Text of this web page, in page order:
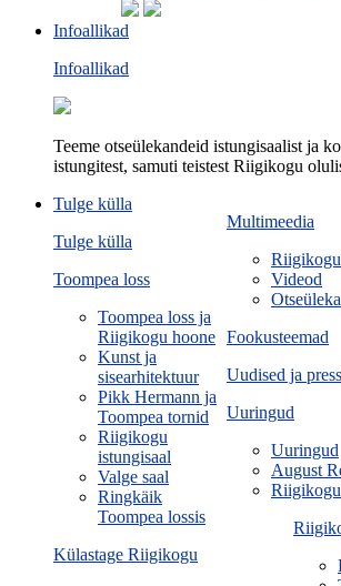
Infoallikad
Infoallikad
Teeme otseülekandeid istungisaalist ja
istungitest, samuti teistest Riigikogu
Multimeedia
Videod
Fookusteemad
Uudised ja
Uuringud
Uuringud
August
Tulge külla
Tulge külla
Toompea loss
Toompea loss ja
Riigikogu hoone
Kunst ja
sisearhitektuur
Pikk Hermann ja
Toompea tornid
Riigikogu
istungisaal
Valge saal
Ringkäik
Toompea lossis
Külastage Riigikogu